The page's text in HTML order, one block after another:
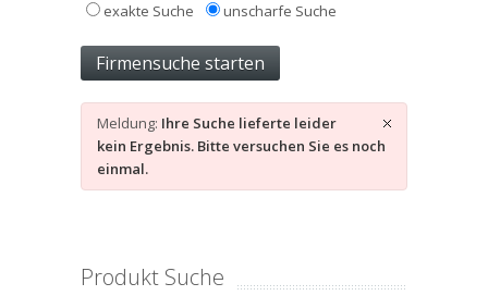
exakte Suche unscharfe Suche
Meldung: Ihre Suche lieferte leider
kein Ergebnis. Bitte versuchen Sie es noch
einmal.
Produkt Suche